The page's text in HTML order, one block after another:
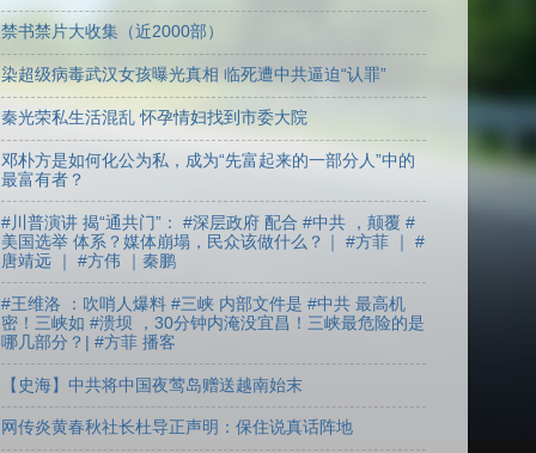
禁书禁片大收集（近2000部）
染超级病毒武汉女孩曝光真相 临死遭中共逼迫“认罪”
秦光荣私生活混乱 怀孕情妇找到市委大院
邓朴方是如何化公为私，成为“先富起来的一部分人”中的
最富有者？
#川普演讲 揭“通共门”： #深层政府 配合 #中共 ，颠覆 #
美国选举 体系？媒体崩塌，民众该做什么？｜ #方菲 ｜ #
唐靖远 ｜ #方伟 ｜秦鹏
#王维洛 ：吹哨人爆料 #三峡 内部文件是 #中共 最高机
密！三峡如 #溃坝 ，30分钟内淹没宜昌！三峡最危险的是
哪几部分？| #方菲 播客
【史海】中共将中国夜莺岛赠送越南始末
网传炎黄春秋社长杜导正声明：保住说真话阵地